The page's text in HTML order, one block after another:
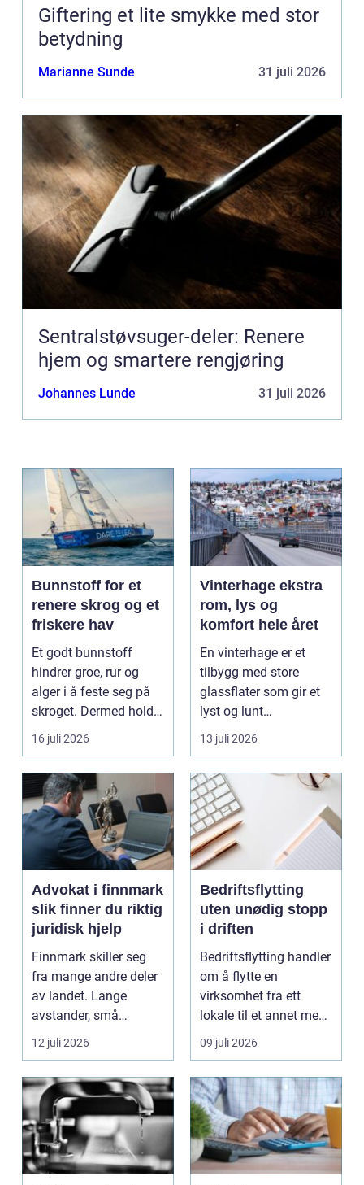
Giftering et lite smykke med stor
betydning
Marianne Sunde 31 juli 2026
Sentralstøvsuger-deler: Renere
hjem og smartere rengjøring
Johannes Lunde 31 juli 2026
Bunnstoff for et
renere skrog og et
friskere hav
Et godt bunnstoff
hindrer groe, rur og
alger i å feste seg på
skroget. Dermed holder
båten bedre far...
16 juli 2026
Vinterhage ekstra
rom, lys og
komfort hele året
En vinterhage er et
tilbygg med store
glassflater som gir et
lyst og lunt
oppholdsrom nær
hagen, ogs...
13 juli 2026
Advokat i finnmark
slik finner du riktig
juridisk hjelp
Finnmark skiller seg
fra mange andre deler
av landet. Lange
avstander, små
lokalsamfunn, sterk
tilkn...
12 juli 2026
Bedriftsflytting
uten unødig stopp
i driften
Bedriftsflytting handler
om å flytte en
virksomhet fra ett
lokale til et annet med
minst mulig...
09 juli 2026